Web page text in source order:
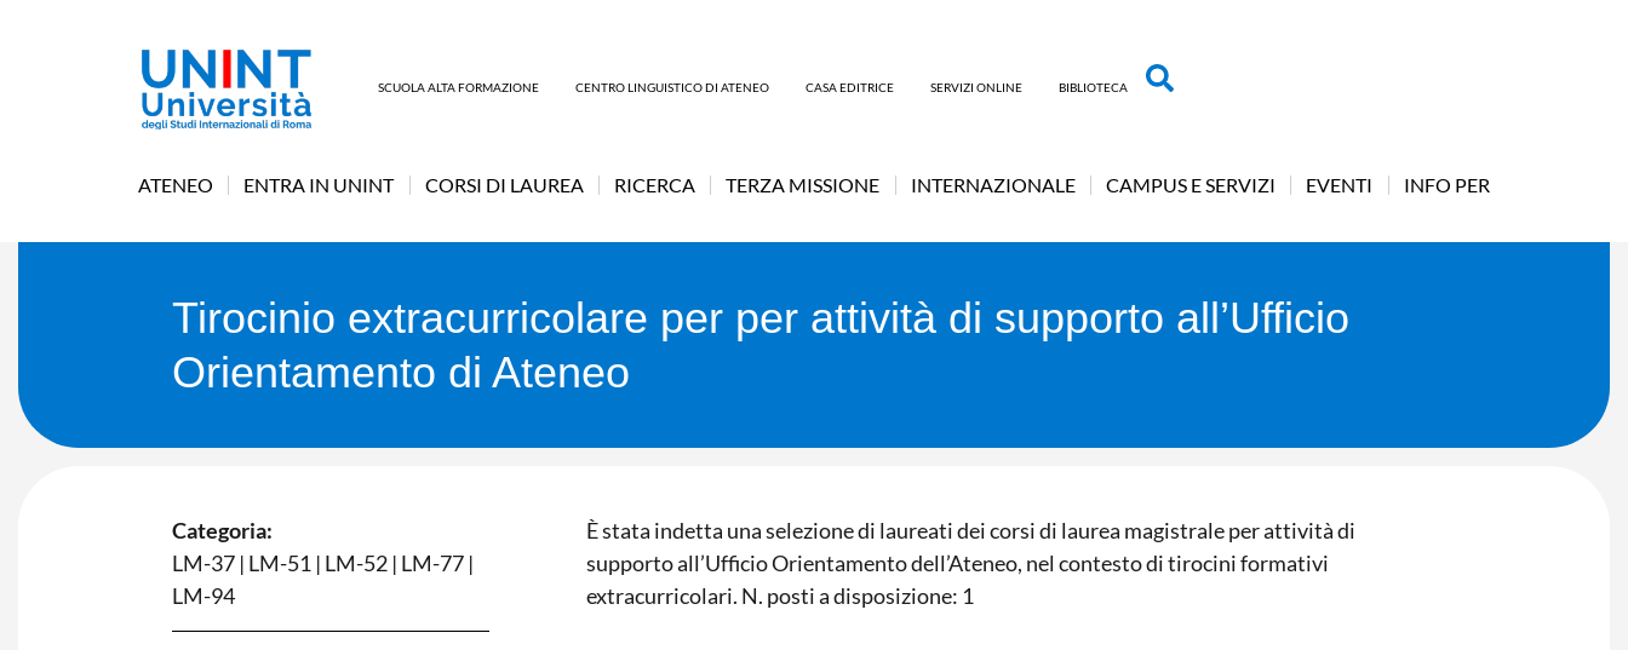
SCUOLA ALTA FORMAZIONE CENTRO LINGUISTICO DI ATENEO CASA EDITRICE SERVIZI ONLINE BIBLIOTECA
ATENEO ENTRA IN UNINT CORSI DI LAUREA RICERCA TERZA MISSIONE INTERNAZIONALE CAMPUS E SERVIZI EVENTI INFO PER
Tirocinio extracurricolare per per attività di supporto all’Ufficio
Orientamento di Ateneo
Categoria:
LM-37 | LM-51 | LM-52 | LM-77 |
LM-94
È stata indetta una selezione di laureati dei corsi di laurea magistrale per attività di
supporto all’Ufficio Orientamento dell’Ateneo, nel contesto di tirocini formativi
extracurricolari. N. posti a disposizione: 1